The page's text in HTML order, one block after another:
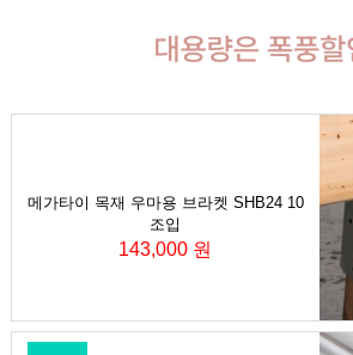
메가타이 목재 우마용 브라켓 SHB24 10
조입
143,000 원